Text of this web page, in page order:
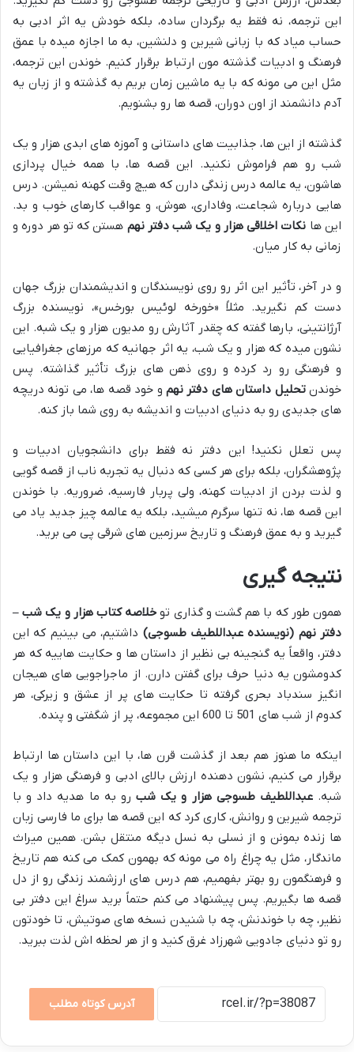
این ترجمه، نه فقط یه برگردان ساده، بلکه خودش یه اثر ادبی به
حساب میاد که با زبانی شیرین و دلنشین، به ما اجازه میده با عمق
فرهنگ و ادبیات گذشته مون ارتباط برقرار کنیم. خوندن این ترجمه،
مثل این می مونه که با یه ماشین زمان بریم به گذشته و از زبان یه
آدم دانشمند از اون دوران، قصه ها رو بشنویم.
گذشته از این ها، جذابیت های داستانی و آموزه های ابدی هزار و یک
شب رو هم فراموش نکنید. این قصه ها، با همه خیال پردازی
هاشون، یه عالمه درس زندگی دارن که هیچ وقت کهنه نمیشن. درس
هایی درباره شجاعت، وفاداری، هوش، و عواقب کارهای خوب و بد.
این ها نکات اخلاقی هزار و یک شب دفتر نهم هستن که تو هر دوره و
زمانی به کار میان.
و در آخر، تأثیر این اثر رو روی نویسندگان و اندیشمندان بزرگ جهان
دست کم نگیرید. مثلاً «خورخه لوئیس بورخس»، نویسنده بزرگ
آرژانتینی، بارها گفته که چقدر آثارش رو مدیون هزار و یک شبه. این
نشون میده که هزار و یک شب، یه اثر جهانیه که مرزهای جغرافیایی
و فرهنگی رو رد کرده و روی ذهن های بزرگ تأثیر گذاشته. پس
خوندنتحلیل داستان های دفتر نهم و خود قصه ها، می تونه دریچه
های جدیدی رو به دنیای ادبیات و اندیشه به روی شما باز کنه.
پس تعلل نکنید! این دفتر نه فقط برای دانشجویان ادبیات و
پژوهشگران، بلکه برای هر کسی که دنبال یه تجربه ناب از قصه گویی
و لذت بردن از ادبیات کهنه، ولی پربار فارسیه، ضروریه. با خوندن
این قصه ها، نه تنها سرگرم میشید، بلکه یه عالمه چیز جدید یاد می
گیرید و به عمق فرهنگ و تاریخ سرزمین های شرقی پی می برید.
نتیجه گیری
همون طور که با هم گشت و گذاری تو خلاصه کتاب هزار و یک شب –
دفتر نهم (نویسنده عبداللطیف طسوجی) داشتیم، می بینیم که این
دفتر، واقعاً یه گنجینه بی نظیر از داستان ها و حکایت هاییه که هر
کدومشون یه دنیا حرف برای گفتن دارن. از ماجراجویی های هیجان
انگیز سندباد بحری گرفته تا حکایت های پر از عشق و زیرکی، هر
کدوم از شب های 501 تا 600 این مجموعه، پر از شگفتی و پنده.
اینکه ما هنوز هم بعد از گذشت قرن ها، با این داستان ها ارتباط
برقرار می کنیم، نشون دهنده ارزش بالای ادبی و فرهنگی هزار و یک
شبه.عبداللطیف طسوجی هزار و یک شبرو به ما هدیه داد و با
ترجمه شیرین و روانش، کاری کرد که این قصه ها برای ما فارسی زبان
ها زنده بمونن و از نسلی به نسل دیگه منتقل بشن. همین میراث
ماندگار، مثل یه چراغ راه می مونه که بهمون کمک می کنه هم تاریخ
و فرهنگمون رو بهتر بفهمیم، هم درس های ارزشمند زندگی رو از دل
قصه ها بگیریم. پس پیشنهاد می کنم حتماً برید سراغ این دفتر بی
نظیر، چه با خوندنش، چه با شنیدن نسخه های صوتیش، تا خودتون
رو تو دنیای جادویی شهرزاد غرق کنید و از هر لحظه اش لذت ببرید.
آدرس کوتاه مطلب